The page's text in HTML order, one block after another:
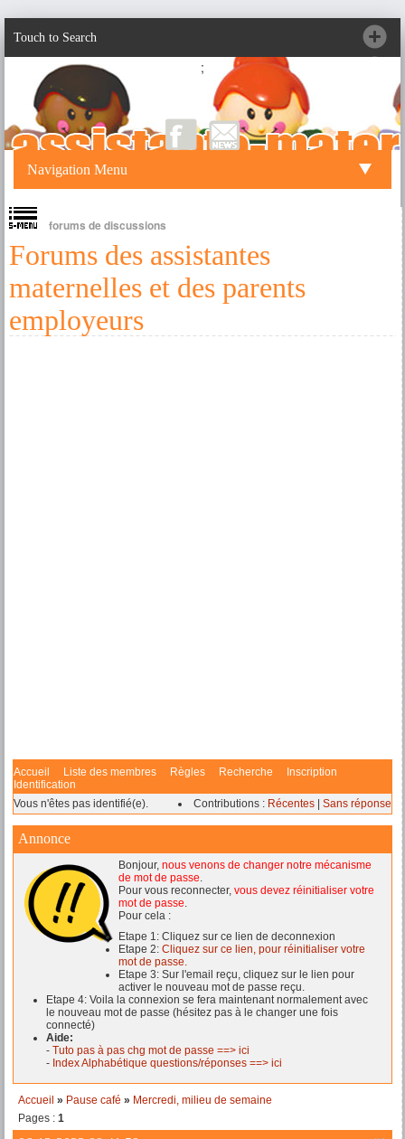
Touch to Search
;
Navigation Menu
forums de discussions
Forums des assistantes
maternelles et des parents
employeurs
Accueil Liste des membres Règles Recherche
Inscription
Identification
Vous n'êtes pas identifié(e).
Contributions : Récentes Sans réponse
Annonce
Bonjour, nous venons de changer notre mécanisme
de mot de passe.
Pour vous reconnecter, vous devez réinitialiser votre
mot de passe.
Pour cela :
Etape 1: Cliquez sur ce lien de deconnexion
Etape 2: Cliquez sur ce lien, pour réinitialiser votre
mot de passe.
Etape 3: Sur l'email reçu, cliquez sur le lien pour
activer le nouveau mot de passe reçu.
Etape 4: Voila la connexion se fera maintenant normalement avec
le nouveau mot de passe (hésitez pas à le changer une fois
connecté)
Aide:
- Tuto pas à pas chg mot de passe ==> ici
- Index Alphabétique questions/réponses ==> ici
Accueil » Pause café » Mercredi, milieu de semaine
Pages : 1